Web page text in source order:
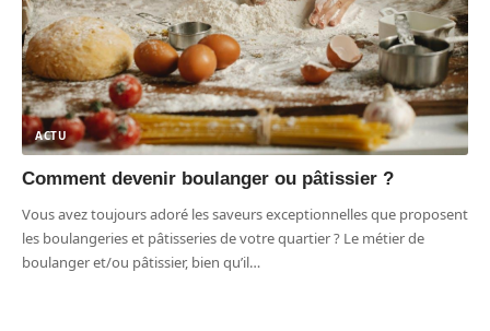
ACTU
Comment devenir boulanger ou pâtissier ?
Vous avez toujours adoré les saveurs exceptionnelles que proposent
les boulangeries et pâtisseries de votre quartier ? Le métier de
boulanger et/ou pâtissier, bien qu’il…